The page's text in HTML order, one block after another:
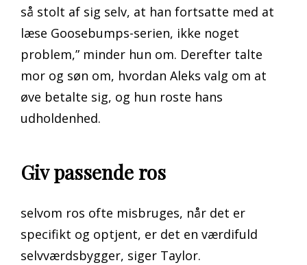
så stolt af sig selv, at han fortsatte med at
læse Goosebumps-serien, ikke noget
problem,” minder hun om. Derefter talte
mor og søn om, hvordan Aleks valg om at
øve betalte sig, og hun roste hans
udholdenhed.
Giv passende ros
selvom ros ofte misbruges, når det er
specifikt og optjent, er det en værdifuld
selvværdsbygger, siger Taylor.